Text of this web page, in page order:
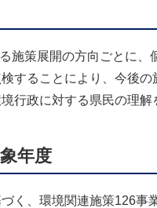
施策展開の方向ごとに、
することにより、今後
行政に対する県民の理解
年度
く、環境関連施策126事